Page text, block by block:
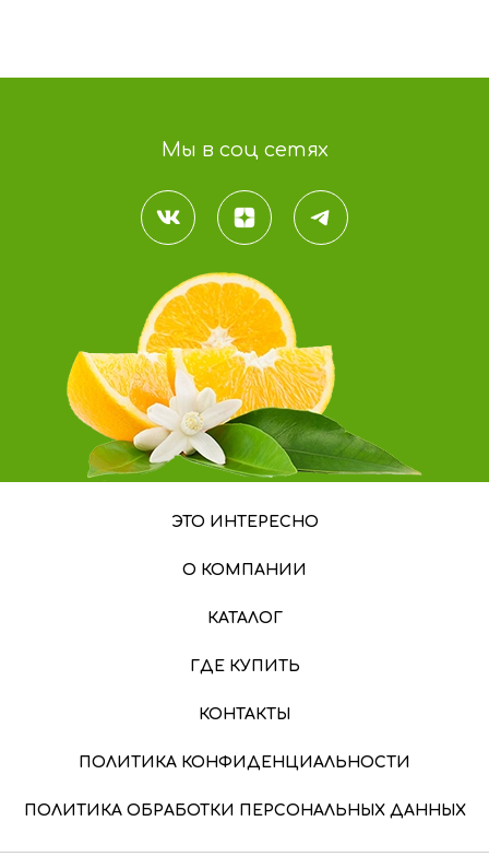
Финико-кунжутные конфеты «Халяль»
Мы в соц сетях
ЭТО ИНТЕРЕСНО
О КОМПАНИИ
КАТАЛОГ
ГДЕ КУПИТЬ
КОНТАКТЫ
ПОЛИТИКА КОНФИДЕНЦИАЛЬНОСТИ
ПОЛИТИКА ОБРАБОТКИ ПЕРСОНАЛЬНЫХ ДАННЫХ